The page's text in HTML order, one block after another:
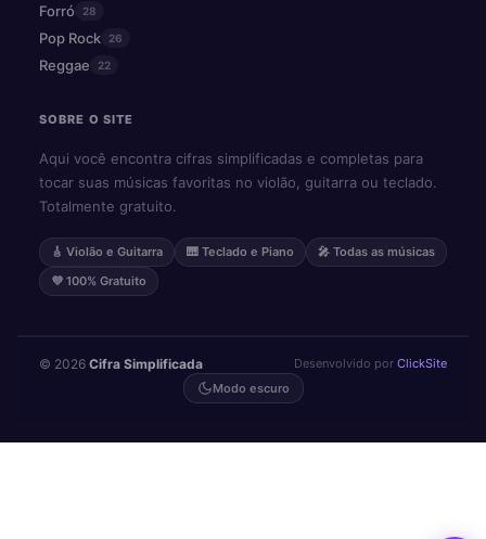
Forró 28
Pop Rock 26
Reggae 22
SOBRE O SITE
Aqui você encontra cifras simplificadas e completas para
tocar suas músicas favoritas no violão, guitarra ou teclado.
Totalmente gratuito.
🎸 Violão e Guitarra 🎹 Teclado e Piano
🎤 Todas as músicas
💜 100% Gratuito
© 2026 Cifra Simplificada· Desenvolvido por ClickSite
Modo escuro